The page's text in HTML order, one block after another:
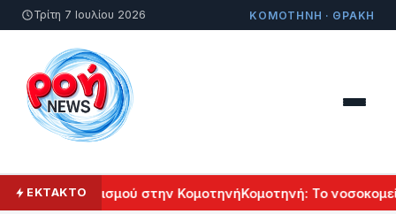
Τρίτη 7 Ιουλίου 2026 ΚΟΜΟΤΗΝΗ · ΘΡΑΚΗ
ΕΚΤΑΚΤΟ
Πολιτισμού στην ΚομοτηνήΚομοτηνή: Το νοσοκομείο